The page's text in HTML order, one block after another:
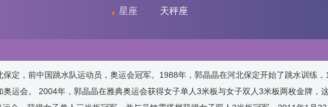
星座 天秤座
定，前中国跳水队运动员，奥运会冠军。1988年，郭晶晶在河北保定开始了跳水训练
运会。 2004年，郭晶晶在雅典奥运会获得女子单人3米板与女子双人3米板两枚金牌，